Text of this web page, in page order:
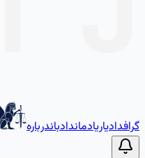
گرافدادیاریادماندادباندرباره